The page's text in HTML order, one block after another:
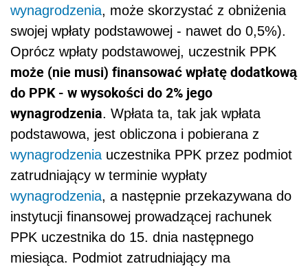
wynagrodzenia, może skorzystać z obniżenia
swojej wpłaty podstawowej - nawet do 0,5%).
Oprócz wpłaty podstawowej, uczestnik PPK
może (nie musi) finansować wpłatę dodatkową
do PPK - w wysokości do 2% jego
wynagrodzenia. Wpłata ta, tak jak wpłata
podstawowa, jest obliczona i pobierana z
wynagrodzenia uczestnika PPK przez podmiot
zatrudniający w terminie wypłaty
wynagrodzenia, a następnie przekazywana do
instytucji finansowej prowadzącej rachunek
PPK uczestnika do 15. dnia następnego
miesiąca. Podmiot zatrudniający ma